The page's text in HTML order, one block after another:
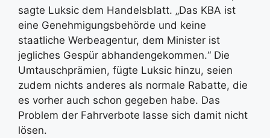
sagte Luksic dem Handelsblatt. „Das KBA ist
eine Genehmigungsbehörde und keine
staatliche Werbeagentur, dem Minister ist
jegliches Gespür abhandengekommen.“ Die
Umtauschprämien, fügte Luksic hinzu, seien
zudem nichts anderes als normale Rabatte, die
es vorher auch schon gegeben habe. Das
Problem der Fahrverbote lasse sich damit nicht
lösen.